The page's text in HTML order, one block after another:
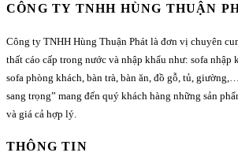
CÔNG TY TNHH HÙNG THUẬN
Công ty TNHH Hùng Thuận Phát là đơn vị chuyên
thất cáo cấp trong nước và nhập khẩu như: sofa nhập
sofa phòng khách, bàn trà, bàn ăn, đồ gỗ, tủ,
sang trọng” mang đến quý khách hàng những sản
và giá cả hợp lý.
THÔNG TIN